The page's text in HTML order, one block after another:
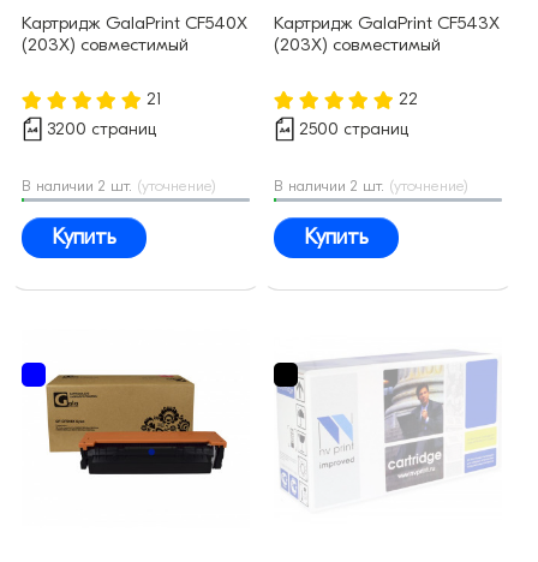
Картридж GalaPrint CF540X
(203X) совместимый
21
3200 страниц
В наличии 2 шт. (уточнение)
Купить
Картридж GalaPrint CF543X
(203X) совместимый
22
2500 страниц
В наличии 2 шт. (уточнение)
Купить